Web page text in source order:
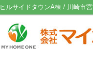
ヒルサイドタウンA棟 / 川崎市